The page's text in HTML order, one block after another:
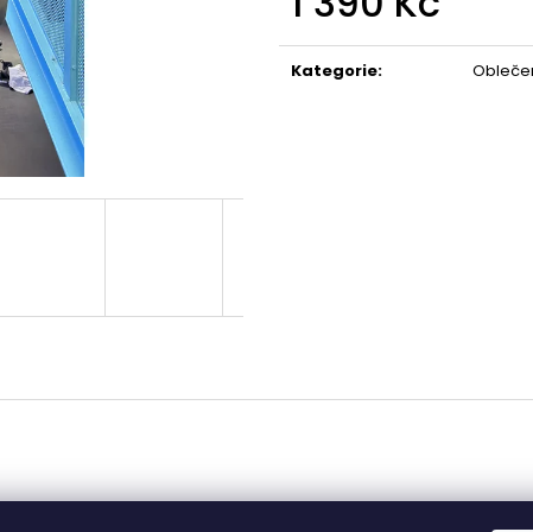
cena:
Kategorie: